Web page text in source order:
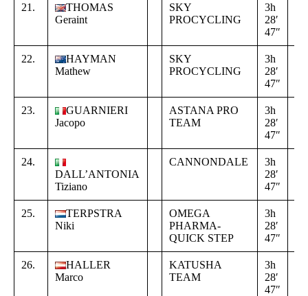
21.
THOMAS
Geraint
SKY
PROCYCLING
3h
28′
47″
22.
HAYMAN
Mathew
SKY
PROCYCLING
3h
28′
47″
23.
GUARNIERI
Jacopo
ASTANA PRO
TEAM
3h
28′
47″
24.
DALL’ANTONIA
Tiziano
CANNONDALE
3h
28′
47″
25.
TERPSTRA
Niki
OMEGA
PHARMA-
QUICK STEP
3h
28′
47″
26.
HALLER
Marco
KATUSHA
TEAM
3h
28′
47″